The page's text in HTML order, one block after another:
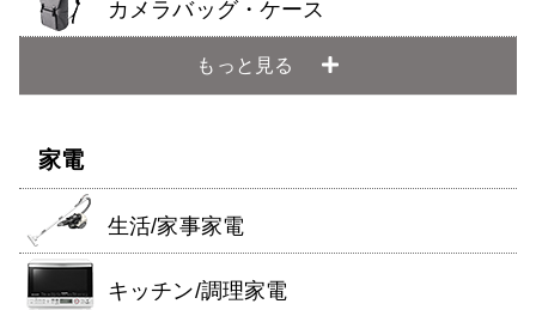
カメラバッグ・ケース
もっと見る
家電
生活/家事家電
キッチン/調理家電